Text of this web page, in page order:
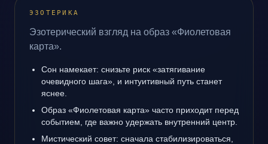
ЭЗОТЕРИКА
Эзотерический взгляд на образ «Фиолетовая
карта».
Сон намекает: снизьте риск «затягивание
очевидного шага», и интуитивный путь станет
яснее.
Образ «Фиолетовая карта» часто приходит перед
событием, где важно удержать внутренний центр.
Мистический совет: сначала стабилизироваться,